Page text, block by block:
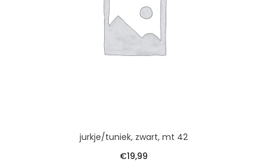
jurkje/tuniek, zwart, mt 42
€19,99